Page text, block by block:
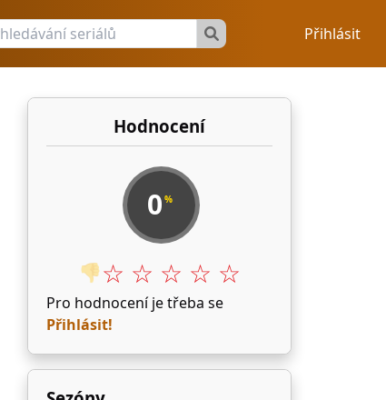
Přihlásit
Hodnocení
0 %
👎☆ ☆ ☆ ☆ ☆
Pro hodnocení je třeba se
Přihlásit!